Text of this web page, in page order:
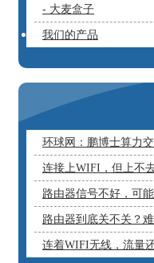
- 大麦盒子
我们的产品
环球网：鹏博士算力
连接上WIFI，但上不
路由器信号不好，可
路由器到底关不关？
连着WIFI无线，流量